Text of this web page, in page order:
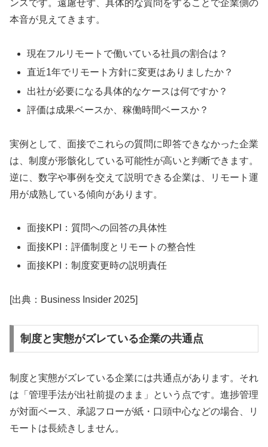
ンスです。遠慮せず、具体的な質問をすることで企業側の
本音が見えてきます。
現在フルリモートで働いている社員の割合は？
直近1年でリモート方針に変更はありましたか？
出社が必要になる具体的なケースは何ですか？
評価は成果ベースか、稼働時間ベースか？
実例として、面接でこれらの質問に即答できなかった企業
は、制度が形骸化している可能性が高いと判断できます。
逆に、数字や事例を交えて説明できる企業は、リモート運
用が成熟している傾向があります。
面接KPI：質問への回答の具体性
面接KPI：評価制度とリモートの整合性
面接KPI：制度変更時の説明責任
[出典：Business Insider 2025]
制度と実態がズレている企業の共通点
制度と実態がズレている企業には共通点があります。それ
は「管理手法が出社前提のまま」という点です。進捗管理
が対面ベース、承認フローが紙・口頭中心などの場合、リ
モートは長続きしません。